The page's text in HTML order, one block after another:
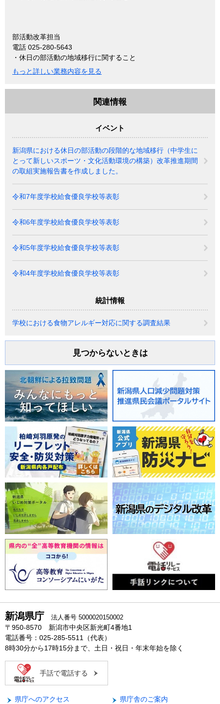
部活動改革担当
電話 025-280-5643
・休日の部活動の地域移行に関すること
もっと詳しい業務内容を見る
関連情報
イベント
新潟県における休日の部活動の段階的な地域移行（中学生に
とって新しいスポーツ・文化活動環境の構築）改革推進期間
の取組実施報告書を作成しました。
令和7年度学校給食優良学校等表彰
令和6年度学校給食優良学校等表彰
令和5年度学校給食優良学校等表彰
令和4年度学校給食優良学校等表彰
統計情報
学校における食物アレルギー対応に関する調査結果
見つからないときは
新潟県庁 法人番号 5000020150002
〒950-8570 新潟市中央区新光町4番地1
電話番号：025-285-5511（代表）
8時30分から17時15分まで、土日・祝日・年末年始を除く
手話で電話する
県庁へのアクセス 県庁舎のご案内